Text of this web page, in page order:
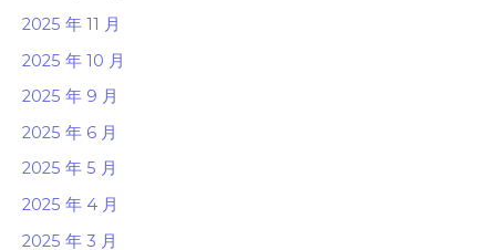
2025 年 11 月
2025 年 10 月
2025 年 9 月
2025 年 6 月
2025 年 5 月
2025 年 4 月
2025 年 3 月